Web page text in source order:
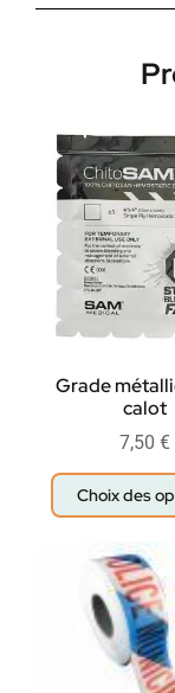
Grade
calot
7,50 €
Choix des